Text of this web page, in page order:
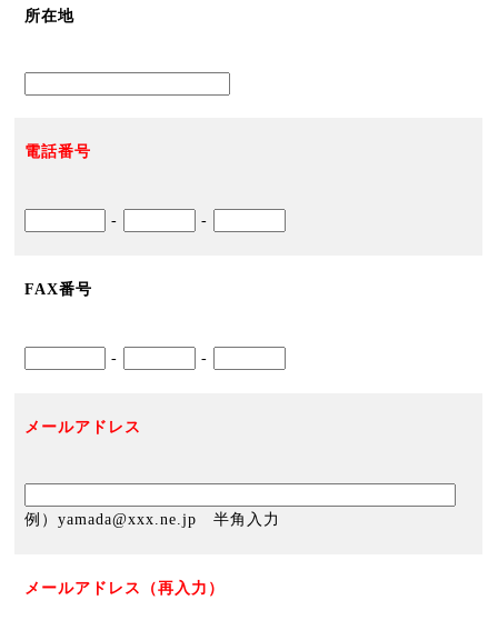
所在地
電話番号
- -
FAX番号
- -
メールアドレス
例）yamada@xxx.ne.jp 半角入力
メールアドレス（再入力）